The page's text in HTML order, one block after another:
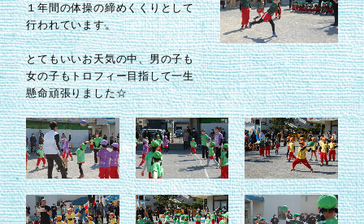
１年間の体操の締めくくりとして
行われています。
とてもいいお天気の中、男の子も
女の子もトロフィー目指して一生
懸命頑張りました☆